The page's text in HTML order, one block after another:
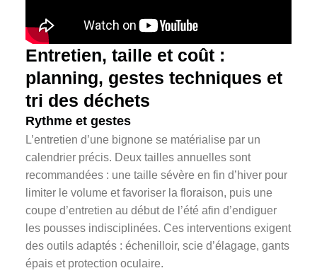
Entretien, taille et coût :
planning, gestes techniques et
tri des déchets
Rythme et gestes
L’entretien d’une bignone se matérialise par un
calendrier précis. Deux tailles annuelles sont
recommandées : une taille sévère en fin d’hiver pour
limiter le volume et favoriser la floraison, puis une
coupe d’entretien au début de l’été afin d’endiguer
les pousses indisciplinées. Ces interventions exigent
des outils adaptés : échenilloir, scie d’élagage, gants
épais et protection oculaire.